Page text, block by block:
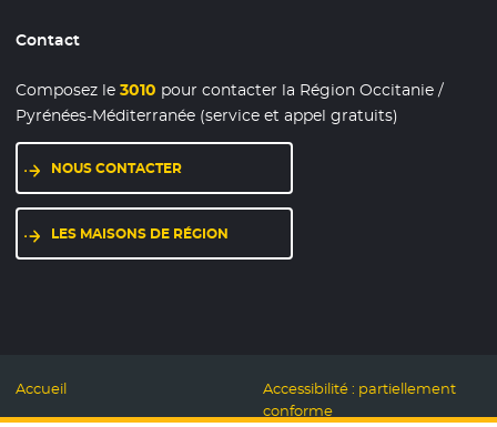
Contact
Composez le3010 pour contacter la Région Occitanie /
Pyrénées-Méditerranée (service et appel gratuits)
NOUS CONTACTER
LES MAISONS DE RÉGION
Accueil
Accessibilité : partiellement
conforme